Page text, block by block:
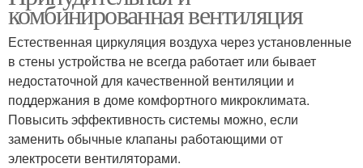
комбинированная вентиляция
Естественная циркуляция воздуха через установленные
в стены устройства не всегда работает или бывает
недостаточной для качественной вентиляции и
поддержания в доме комфортного микроклимата.
Повысить эффективность системы можно, если
заменить обычные клапаны работающими от
электросети вентиляторами.